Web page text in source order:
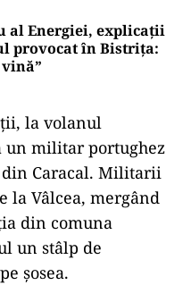
al Energiei, explicații
provocat în Bistrița:
la volanul
militar portughez
din Caracal. Militarii
la Vâlcea, mergând
din comuna
un stâlp de
şosea.